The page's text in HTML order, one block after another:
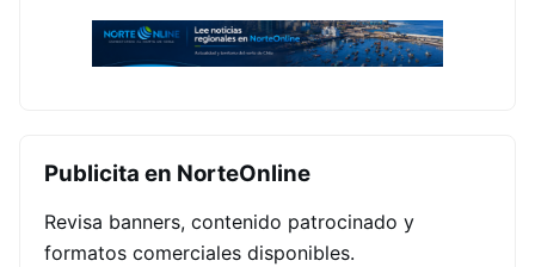
Publicita en NorteOnline
Revisa banners, contenido patrocinado y
formatos comerciales disponibles.